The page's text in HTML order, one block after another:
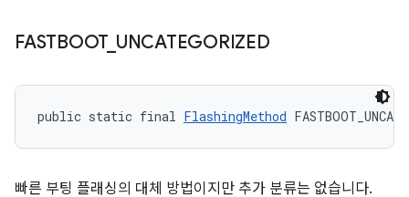
FASTBOOT_ UNCATEGORIZED
public static final FlashingMethod
빠른 부팅 플래싱의 대체 방법이지만 추가 분류는 없습니다.